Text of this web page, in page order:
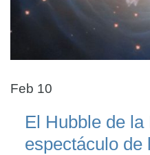
Feb 10
El Hubble de
espectáculo de